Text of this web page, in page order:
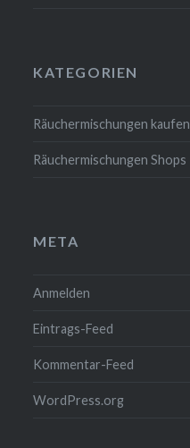
KATEGORIEN
Räuchermischungen kaufen
Räuchermischungen Shops
META
Anmelden
Eintrags-Feed
Kommentar-Feed
WordPress.org